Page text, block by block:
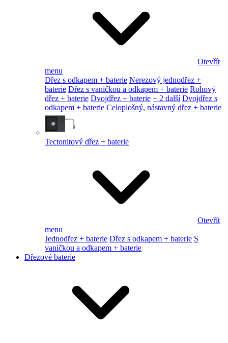
Otevřít
menu
Dřez s odkapem + baterie Nerezový jednodřez +
baterie Dřez s vaničkou a odkapem + baterie Rohový
dřez + baterie Dvojdřez + baterie + 2 další Dvojdřez s
odkapem + baterie Celoplošný, nástavný dřez + baterie
Tectonitový dřez + baterie
Otevřít
menu
Jednodřez + baterie Dřez s odkapem + baterie S
vaničkou a odkapem + baterie
Dřezové baterie